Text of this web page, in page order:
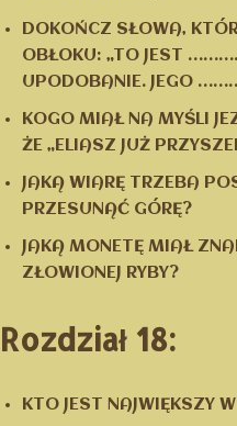
DOKOŃCZ SŁOWA,
OBŁOKU: „TO JEST
UPODOBANIE. JEGO
KOGO MIAŁ NA MYŚLI
ŻE „ELIASZ JUŻ
JAKĄ WIARĘ TRZEBA
PRZESUNĄĆ GÓRĘ?
JAKĄ MONETĘ MIAŁ
ZŁOWIONEJ RYBY?
Rozdział 18:
KTO JEST NAJWIĘKSZY